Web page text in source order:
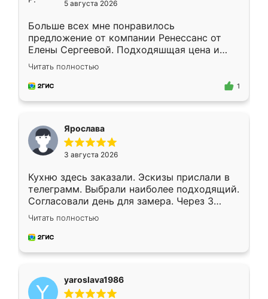
5 августа 2026
Больше всех мне понравилось
предложение от компании Ренессанс от
Елены Сергеевой. Подходяшщая цена и
короткие сроки изготовления. Приехавший
для замера сотрудник Владислав
предложил по моему эскизу самый
Читать полностью
1
Ярослава
3 августа 2026
Кухню здесь заказали. Эскизы прислали в
телеграмм. Выбрали наиболее подходящий.
Согласовали день для замера. Через 3
недели кухня была уже готова. Остались
довольны работой. Спасибо Ренессанс
мебель за качественную работу!
Читать полностью
yaroslava1986